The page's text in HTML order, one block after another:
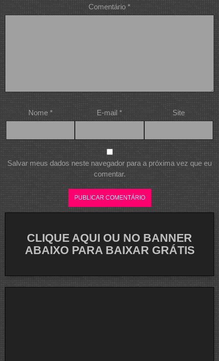
Comentário *
Nome * E-mail * Site
Salvar meus dados neste navegador para a próxima vez que eu
comentar.
CLIQUE AQUI OU NO BANNER
ABAIXO PARA BAIXAR GRÁTIS